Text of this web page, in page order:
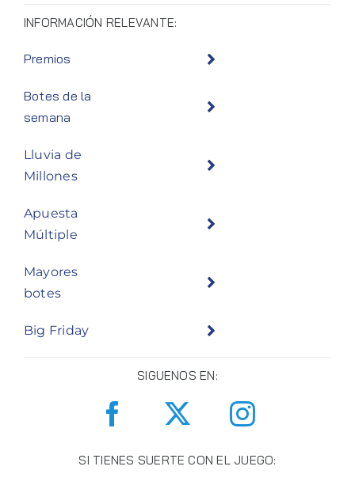
INFORMACIÓN RELEVANTE:
Premios
Botes de la
semana
Lluvia de
Millones
Apuesta
Múltiple
Mayores
botes
Big Friday
SIGUENOS EN:
SI TIENES SUERTE CON EL JUEGO: